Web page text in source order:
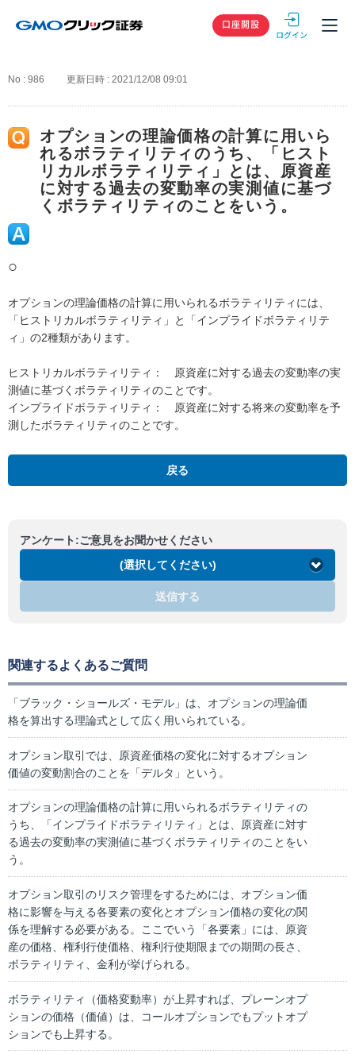
GMOクリック
口座開設
No : 986 更新日時 : 2021/12/08 09:01
オプションの理論価格の計算に用いら
れるボラティリティのうち、「ヒスト
リカルボラティリティ」とは、原資産
に対する過去の変動率の実測値に基づ
くボラティリティのことをいう。
○
オプションの理論価格の計算に用いられるボラティリティには、
「ヒストリカルボラティリティ」と「インプライドボラティリテ
ィ」の2種類があります。
ヒストリカルボラティリティ： 原資産に対する過去の変動率の実
測値に基づくボラティリティのことです。
インプライドボラティリティ： 原資産に対する将来の変動率を予
測したボラティリティのことです。
戻る
アンケート:ご意見をお聞かせください
(選択してください)
送信する
関連するよくあるご質問
「ブラック・ショールズ・モデル」は、オプションの理論価
格を算出する理論式として広く用いられている。
オプション取引では、原資産価格の変化に対するオプション
価値の変動割合のことを「デルタ」という。
オプションの理論価格の計算に用いられるボラティリティの
うち、「インプライドボラティリティ」とは、原資産に対す
る過去の変動率の実測値に基づくボラティリティのことをい
う。
オプション取引のリスク管理をするためには、オプション価
格に影響を与える各要素の変化とオプション価格の変化の関
係を理解する必要がある。ここでいう「各要素」には、原資
産の価格、権利行使価格、権利行使期限までの期間の長さ、
ボラティリティ、金利が挙げられる。
ボラティリティ（価格変動率）が上昇すれば、プレーンオプ
ションの価格（価値）は、コールオプションでもプットオプ
ションでも上昇する。